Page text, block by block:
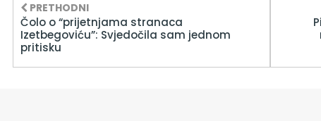
PRETHODNI
Čolo o “prijetnjama stranaca
Izetbegoviću”: Svjedočila sam jednom
pritisku